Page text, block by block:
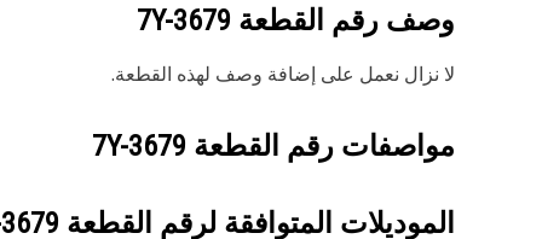
وصف رقم القطعة 7Y-3679
لا نزال نعمل على إضافة وصف لهذه القطعة.
مواصفات رقم القطعة 7Y-3679
الموديلات المتوافقة لرقم القطعة